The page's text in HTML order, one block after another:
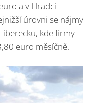
a v Hradci
úrovni se nájmy
kde firmy
euro měsíčně.